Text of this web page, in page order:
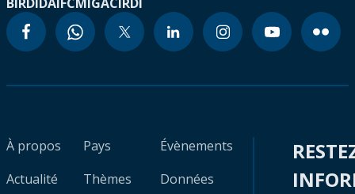
À propos
Actualité
Pays
Thèmes
Évènements
Données